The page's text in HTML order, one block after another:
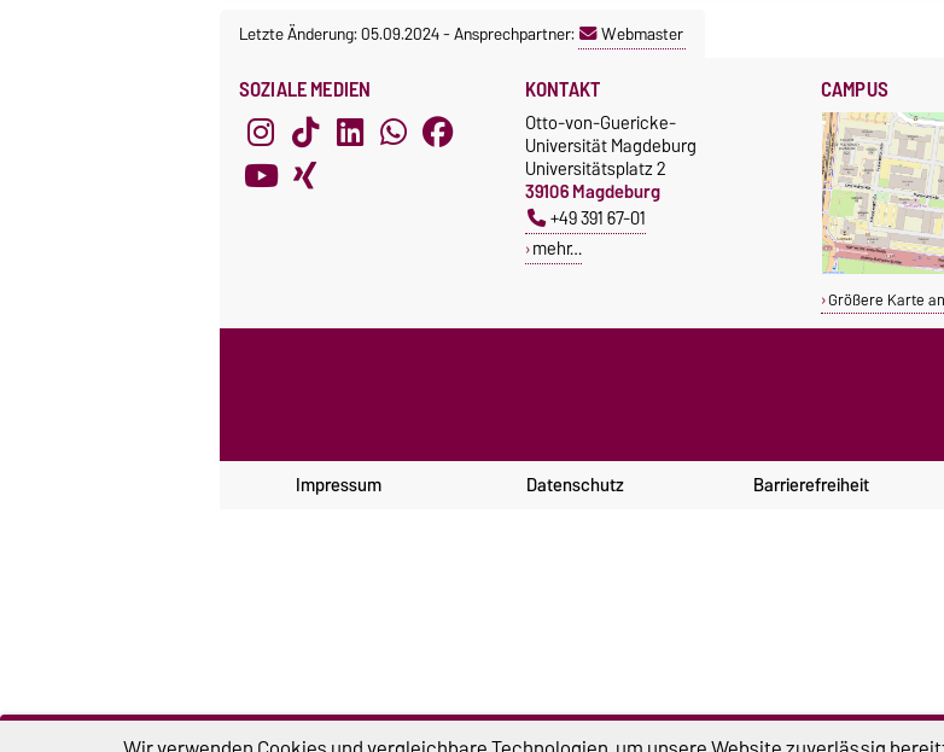
Letzte Änderung: 05.09.2024-Ansprechpartner: Webmaster
SOZIALE MEDIEN KONTAKT
Otto-von-Guericke-
Universität Magdeburg
Universitätsplatz 2
39106 Magdeburg
+49 391 67-01
mehr…
CAMPUS
Größere Karte
Impressum Datenschutz Barrierefreiheit